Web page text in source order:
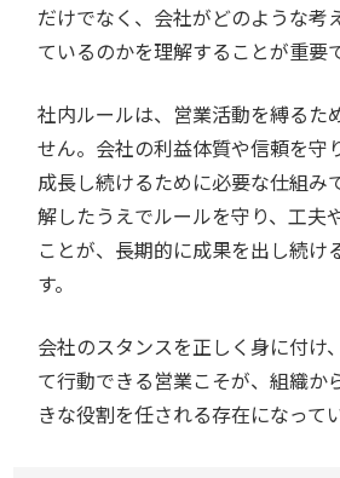
だけでなく、会社がどのような考
ているのかを理解することが重要
社内ルールは、営業活動を縛るた
せん。会社の利益体質や信頼を守
成長し続けるために必要な仕組み
解したうえでルールを守り、工夫
ことが、長期的に成果を出し続け
す。
会社のスタンスを正しく身に付け
て行動できる営業こそが、組織か
きな役割を任される存在になって